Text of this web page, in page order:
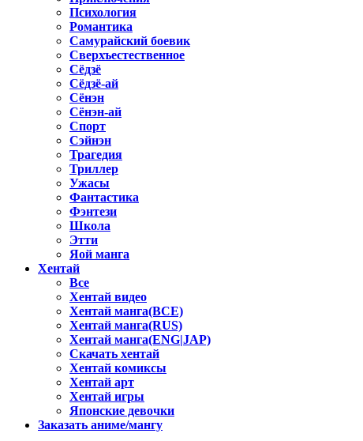
Психология
Романтика
Самурайский боевик
Сверхъестественное
Сёдзё
Сёдзё-ай
Сёнэн
Сёнэн-ай
Спорт
Сэйнэн
Трагедия
Триллер
Ужасы
Фантастика
Фэнтези
Школа
Этти
Яой манга
Хентай
Все
Хентай видео
Хентай манга(ВСЕ)
Хентай манга(RUS)
Хентай манга(ENG|JAP)
Скачать хентай
Хентай комиксы
Хентай арт
Хентай игры
Японские девочки
Заказать аниме/мангу